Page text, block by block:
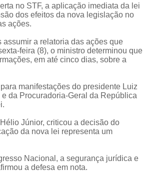
no STF, a aplicação imediata da lei
dos efeitos da nova legislação no
ações.
a relatoria das ações que
feira (8), o ministro determinou que
em até cinco dias, sobre a
manifestações do presidente Luiz
da Procuradoria-Geral da República
Júnior, criticou a decisão do
da nova lei representa um
Nacional, a segurança jurídica e
a defesa em nota.